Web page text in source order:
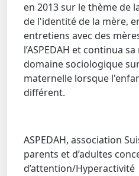
en 2013 sur le thème de
de l'identité de la mère,
entretiens avec des
l’ASPEDAH et continua
domaine sociologique
maternelle lorsque
différent.
ASPEDAH, association
parents et d’adultes
d’attention/Hyperactivité